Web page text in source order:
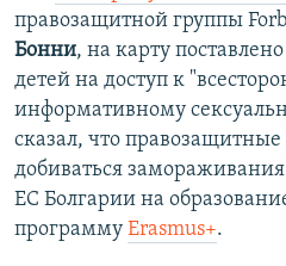
правозащитной группы
Бонни, на карту
детей на доступ к
информативному
сказал, что правозащитные
добиваться
ЕС Болгарии на
программу Erasmus+.